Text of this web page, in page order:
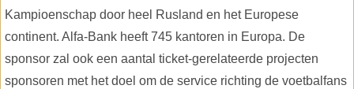
Kampioenschap door heel Rusland en het Europese
continent. Alfa-Bank heeft 745 kantoren in Europa. De
sponsor zal ook een aantal ticket-gerelateerde projecten
sponsoren met het doel om de service richting de voetbalfans